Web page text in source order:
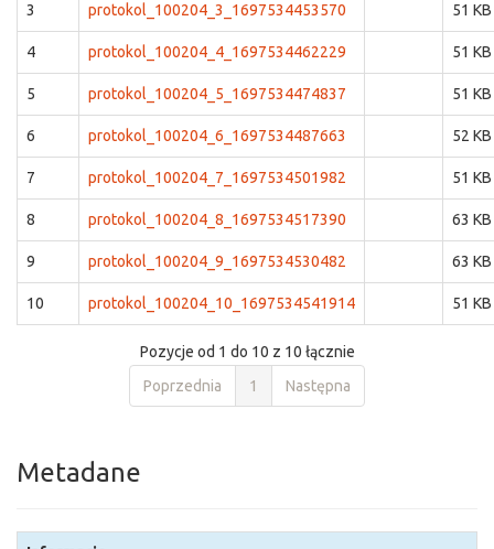
3 protokol_100204_3_1697534453570 51 KB
4 protokol_100204_4_1697534462229 51 KB
5 protokol_100204_5_1697534474837 51 KB
6 protokol_100204_6_1697534487663 52 KB
7 protokol_100204_7_1697534501982 51 KB
8 protokol_100204_8_1697534517390 63 KB
9 protokol_100204_9_1697534530482 63 KB
10 protokol_100204_10_1697534541914 51 KB
Pozycje od 1 do 10 z 10 łącznie
Poprzednia
1 Następna
Metadane